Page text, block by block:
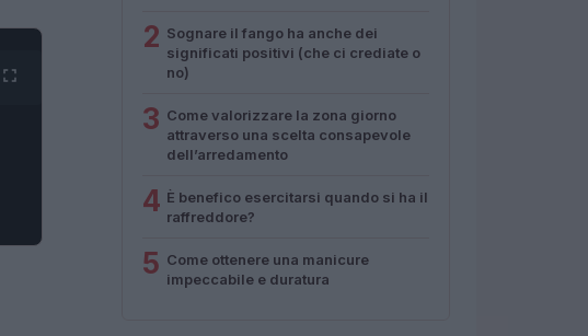
2 Sognare il fango ha anche dei
significati positivi (che ci crediate o
no)
3 Come valorizzare la zona giorno
attraverso una scelta consapevole
dell’arredamento
4 È benefico esercitarsi quando si ha il
raffreddore?
5 Come ottenere una manicure
impeccabile e duratura